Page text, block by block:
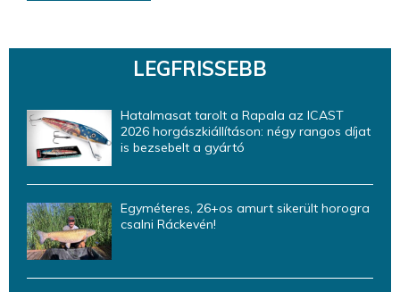
LEGFRISSEBB
Hatalmasat tarolt a Rapala az ICAST
2026 horgászkiállításon: négy rangos díjat
is bezsebelt a gyártó
Egyméteres, 26+os amurt sikerült horogra
csalni Ráckevén!